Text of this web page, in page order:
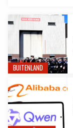
BUITENLAND